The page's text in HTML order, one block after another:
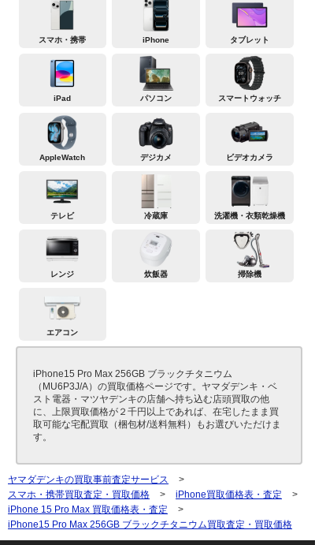
スマホ・携帯 iPhone タブレット
iPad パソコン スマートウォッチ
AppleWatch デジカメ ビデオカメラ
テレビ 冷蔵庫 洗濯機・衣類乾燥機
レンジ 炊飯器 掃除機
エアコン
iPhone15 Pro Max 256GB ブラックチタニウム
（MU6P3J/A）の買取価格ページです。ヤマダデンキ・ベ
スト電器・マツヤデンキの店舗へ持ち込む店頭買取の他
に、上限買取価格が２千円以上であれば、在宅したまま買
取可能な宅配買取（梱包材/送料無料）もお選びいただけま
す。
ヤマダデンキの買取事前査定サービス
>
スマホ・携帯買取査定・買取価格
> iPhone買取価格表・査定
>
iPhone 15 Pro Max 買取価格表・査定
>
iPhone15 Pro Max 256GB ブラックチタニウム買取査定・買取価格